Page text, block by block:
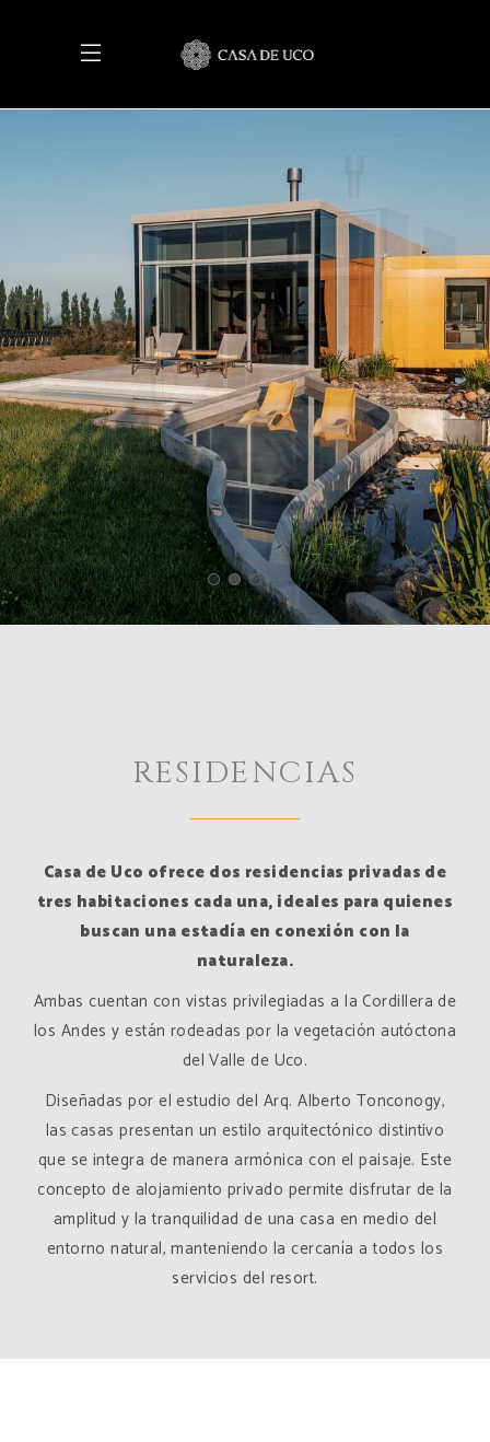
RESIDENCIAS
Casa de Uco ofrece dos residencias privadas de
tres habitaciones cada una, ideales para quienes
buscan una estadía en conexión con la
naturaleza.
Ambas cuentan con vistas privilegiadas a la Cordillera de
los Andes y están rodeadas por la vegetación autóctona
del Valle de Uco.
Diseñadas por el estudio del Arq. Alberto Tonconogy,
las casas presentan un estilo arquitectónico distintivo
que se integra de manera armónica con el paisaje. Este
concepto de alojamiento privado permite disfrutar de la
amplitud y la tranquilidad de una casa en medio del
entorno natural, manteniendo la cercanía a todos los
servicios del resort.